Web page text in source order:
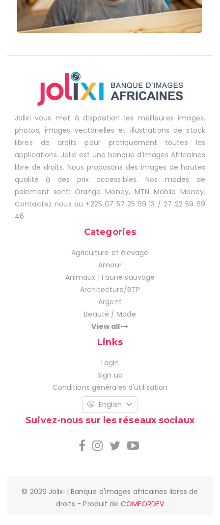
Jolixi vous met à disposition les meilleures images,
photos, images vectorielles et illustrations de stock
libres de droits pour pratiquement toutes les
applications. Jolixi est une banque d'Images Africaines
libre de droits. Nous proposons des images de hautes
qualité à des prix accessibles. Nos modes de
paiement sont: Orange Money, MTN Mobile Money.
Contactez nous au +225 07 57 25 59 13 / 27 22 59 69
46
Categories
Agriculture et élevage
Amour
Animaux | Faune sauvage
Architecture/BTP
Argent
Beauté / Mode
View all
Links
Login
Sign up
Conditions générales d'utilisation
English
Suivez-nous sur les réseaux sociaux
© 2026 Jolixi | Banque d'images africaines libres de
droits - Produit de COMFORDEV